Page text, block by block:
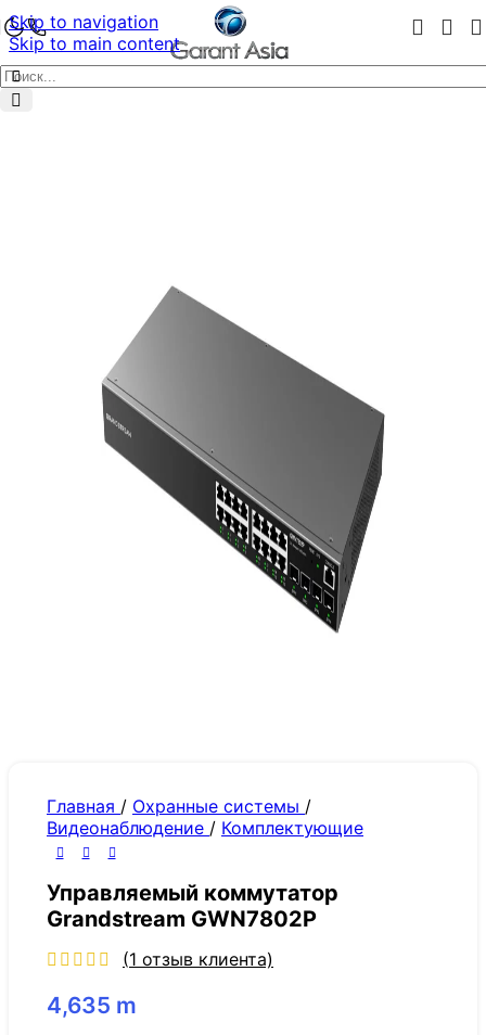
Skip to navigation
Skip to main content
Главная / Охранные системы /
Видеонаблюдение / Комплектующие
Управляемый коммутатор
Grandstream GWN7802P
(1 отзыв клиента)
4,635 m